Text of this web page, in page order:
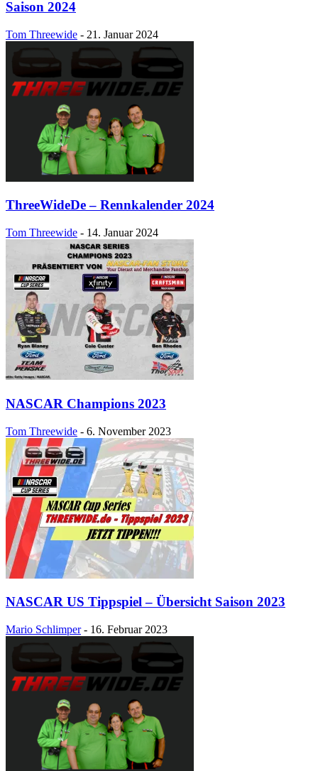
Saison 2024
Tom Threewide - 21. Januar 2024
ThreeWideDe – Rennkalender 2024
Tom Threewide - 14. Januar 2024
NASCAR Champions 2023
Tom Threewide - 6. November 2023
NASCAR US Tippspiel – Übersicht Saison 2023
Mario Schlimper - 16. Februar 2023